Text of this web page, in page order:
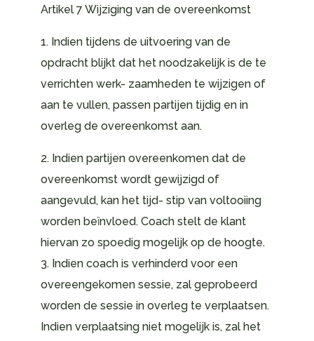
Artikel 7 Wijziging van de overeenkomst
1. Indien tijdens de uitvoering van de
opdracht blijkt dat het noodzakelijk is de te
verrichten werk- zaamheden te wijzigen of
aan te vullen, passen partijen tijdig en in
overleg de overeenkomst aan.
2. Indien partijen overeenkomen dat de
overeenkomst wordt gewijzigd of
aangevuld, kan het tijd- stip van voltooiing
worden beïnvloed. Coach stelt de klant
hiervan zo spoedig mogelijk op de hoogte.
3. Indien coach is verhinderd voor een
overeengekomen sessie, zal geprobeerd
worden de sessie in overleg te verplaatsen.
Indien verplaatsing niet mogelijk is, zal het